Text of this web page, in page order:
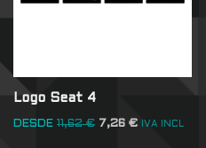
Logo Seat 4
DESDE 11,62€ 7,26 € IVA INCL